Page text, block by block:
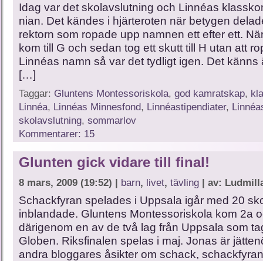
Idag var det skolavslutning och Linnéas
nian. Det kändes i hjärteroten när betygen
rektorn som ropade upp namnen ett efter ett.
kom till G och sedan tog ett skutt till H utan att
Linnéas namn så var det tydligt igen. Det känns
[…]
Taggar: Gluntens Montessoriskola, god kamratskap,
Linnéa, Linnéas Minnesfond, Linnéastipendiater,
skolavslutning, sommarlov
Kommentarer: 15
Glunten gick vidare till final!
8 mars, 2009 (19:52) | barn, livet, tävling | av:
Schackfyran spelades i Uppsala igår med 20
inblandade. Gluntens Montessoriskola kom 2a
därigenom en av de två lag från Uppsala som
Globen. Riksfinalen spelas i maj. Jonas är
andra bloggares åsikter om schack,